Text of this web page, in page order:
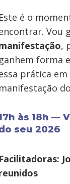
é o
Vou
,
forma
prática
às 18h —
seu 2026